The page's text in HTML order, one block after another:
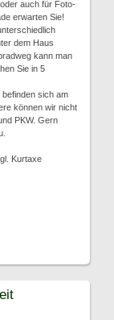
auch für Foto-
erwarten Sie!
dem Haus
kann man
Sie in 5
sich am
können wir nicht
PKW. Gern
Kurtaxe